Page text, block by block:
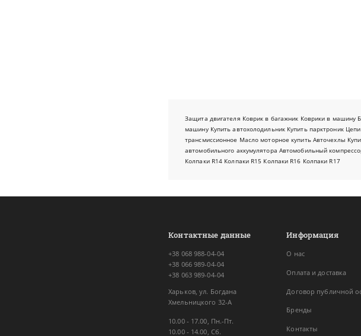
Защита двигателя Коврик в багажник Коврики в машину
машину Купить автохолодильник Купить парктроник
трансмиссионное Масло моторное купить Авточехлы
автомобильного аккумулятора Автомобильный
Колпаки R14 Колпаки R15 Колпаки R16 Колпаки R17
Контактные данные
+38 068 988-04-04
+38 066 989-04-04
+38 063 989-04-04
Харьков, ул. Богдана
Хмельницкого 32-А
10.00 - 17.00, Пн.-Пт.
10.00 - 14.00, Сб.
Информация
О нас
Оплата и доставка
Договор публичной
Бренды
Контакты